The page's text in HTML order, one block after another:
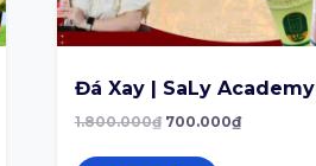
Đá Xay | SaLy Academy
1.800.000₫ 700.000₫